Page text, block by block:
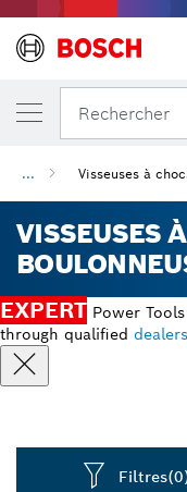
Rechercher
... Visseuses à
VISSEUSES
EXPERT Power
through qualified dealers
Filtres